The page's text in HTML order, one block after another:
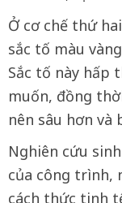
Ở cơ chế thứ
sắc tố màu
Sắc tố này hấp
muốn, đồng
nên sâu hơn và
Nghiên cứu
của công trình,
cách thức tinh